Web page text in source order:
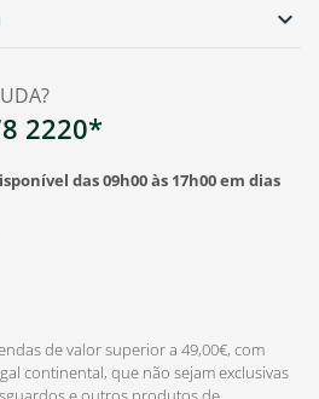
2220*
das 09h00 às 17h00 em dias

de valor superior a 49,00€, com
continental, que não sejam exclusivas